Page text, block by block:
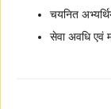
चयनित
सेवा अवधि एवं